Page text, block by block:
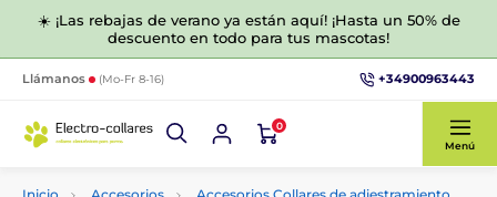
☀️ ¡Las rebajas de verano ya están aquí! ¡Hasta un 50% de
descuento en todo para tus mascotas!
Llámanos (Mo-Fr 8-16) +34900963443
0
Menú